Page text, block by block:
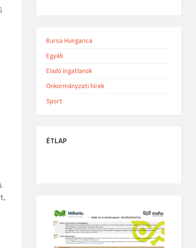
Bursa Hungarica
Egyéb
Eladó ingatlanok
Önkormányzati hírek
Sport
ÉTLAP